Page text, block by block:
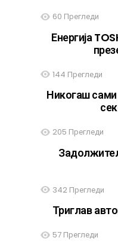
60 Прегледи
Енергија
144 Прегледи
Никогаш сами
205 Прегледи
342 Прегледи
Триглав
57 Прегледи